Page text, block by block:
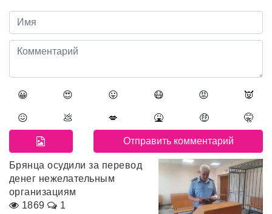
😀 😍 😛 😷 😡 👿
😖 💩 💋 🤮 🤑 🤫
Брянца осудили за перевод
денег нежелательным
организациям
1869
1